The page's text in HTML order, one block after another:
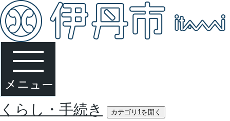
くらし・手続き カテゴリ1を開く